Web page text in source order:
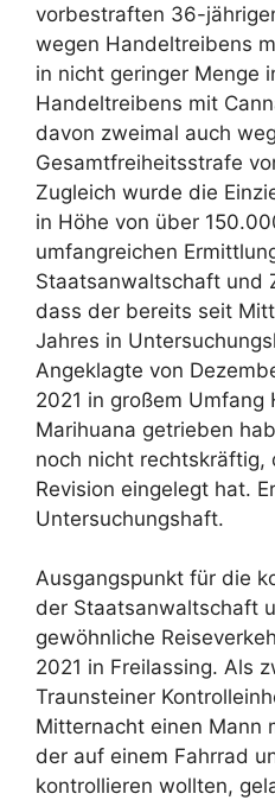
vorbestraften 36-
wegen Handeltreibens
in nicht geringer Menge
Handeltreibens mit
davon zweimal auch
Gesamtfreiheitsstrafe
Zugleich wurde die
in Höhe von über
umfangreichen
Staatsanwaltschaft und
dass der bereits seit
Jahres in
Angeklagte von
2021 in großem Umfang
Marihuana getrieben
noch nicht rechtskräftig,
Revision eingelegt hat.
Untersuchungshaft.
Ausgangspunkt für die
der Staatsanwaltschaft
gewöhnliche
2021 in Freilassing. Als
Traunsteiner
Mitternacht einen Mann
der auf einem Fahrrad
kontrollieren wollten,